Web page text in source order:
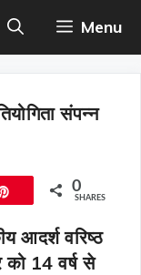
Menu
संपन्न
0
SHARES
आदर्श वरिष्ठ
को 14 वर्ष से